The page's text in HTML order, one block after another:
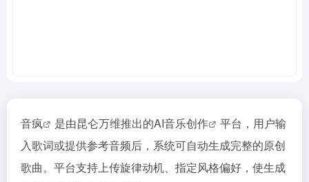
音疯 是由昆仑万维推出的AI音乐创作
平台，用户输
入歌词或提供参考音频后，系统可自动生成完整的原创
歌曲。平台支持上传旋律动机、指定风格偏好，使生成